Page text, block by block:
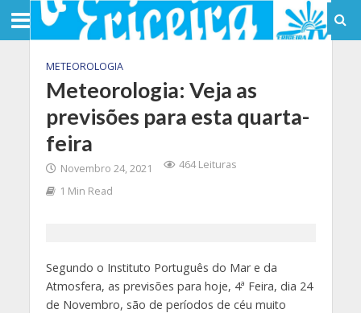
METEOROLOGIA
Meteorologia: Veja as
previsões para esta quarta-
feira
Novembro 24, 2021
464 Leituras
1 Min Read
Segundo o Instituto Português do Mar e da
Atmosfera, as previsões para hoje, 4ª Feira, dia 24
de Novembro, são de períodos de céu muito